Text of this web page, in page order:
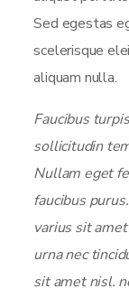
Sed egestas
scelerisque
aliquam nulla.
Faucibus
sollicitudin
Nullam eget
faucibus
varius sit
urna nec
sit amet nisl.